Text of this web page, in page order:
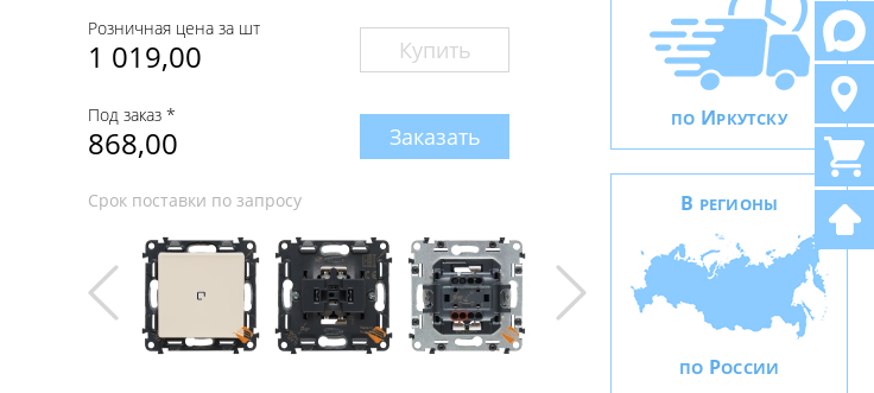
Розничная цена за шт
1 019,00 Купить
Под заказ *
868,00 Заказать
Срок поставки по запросу
ПО ИРКУТСКУ
В РЕГИОНЫ
ПО РОССИИ